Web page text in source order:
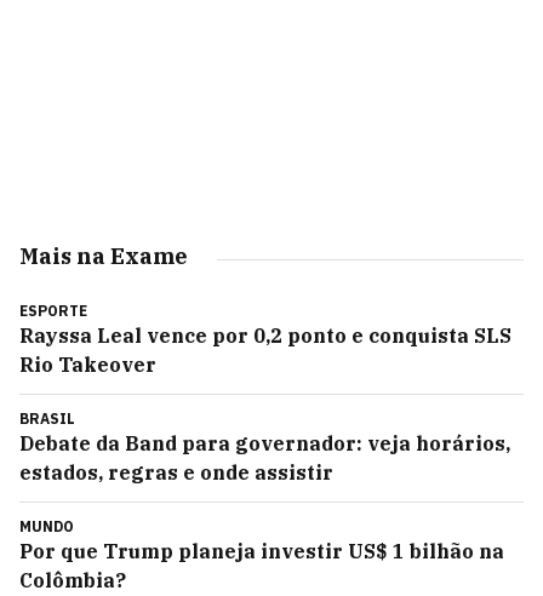
Mais na Exame
ESPORTE
Rayssa Leal vence por 0,2 ponto e conquista SLS
Rio Takeover
BRASIL
Debate da Band para governador: veja horários,
estados, regras e onde assistir
MUNDO
Por que Trump planeja investir US$ 1 bilhão na
Colômbia?